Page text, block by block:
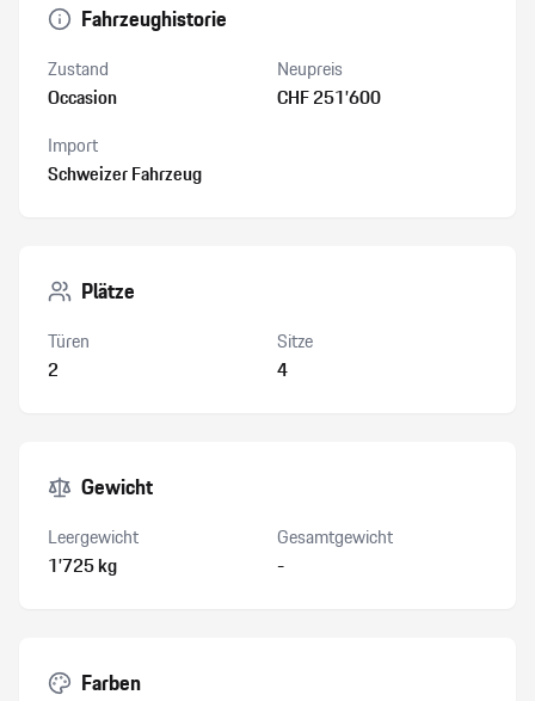
Fahrzeughistorie
Zustand
Occasion
Neupreis
CHF 251’600
Import
Schweizer Fahrzeug
Plätze
Türen
2
Sitze
4
Gewicht
Leergewicht
1’725 kg
Gesamtgewicht
-
Farben